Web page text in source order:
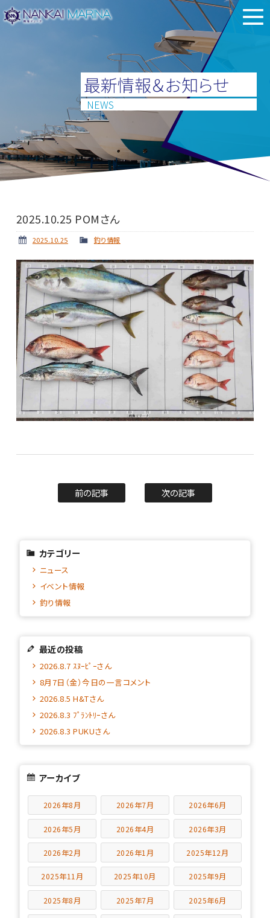
最新情報＆お知らせ
NEWS
2025.10.25 POMさん
2025.10.25 釣り情報
前の記事 次の記事
カテゴリー
ニュース
イベント情報
釣り情報
最近の投稿
2026.8.7 ｽﾇｰﾋﾟｰさん
8月7日（金）今日の一言コメント
2026.8.5 H&Tさん
2026.8.3 ﾌﾟﾗﾝﾄﾘｰさん
2026.8.3 PUKUさん
アーカイブ
2026年8月 2026年7月 2026年6月
2026年5月 2026年4月 2026年3月
2026年2月 2026年1月 2025年12月
2025年11月 2025年10月 2025年9月
2025年8月 2025年7月 2025年6月